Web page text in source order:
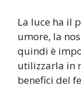
La luce ha il
umore, la
quindi è
utilizzarla in
benefici del